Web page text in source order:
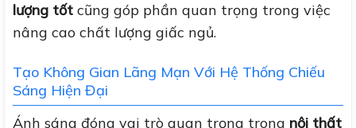
lượng tốt cũng góp phần quan trọng trong việc
nâng cao chất lượng giấc ngủ.
Tạo Không Gian Lãng Mạn Với Hệ Thống Chiếu
Sáng Hiện Đại
Ánh sáng đóng vai trò quan trọng trong nội thất